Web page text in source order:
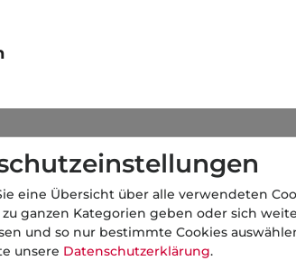
presse
eine Übersicht über alle verwendeten
ganzen Kategorien geben oder sich
und so nur bestimmte Cookies
unsere Datenschutzerklärung.